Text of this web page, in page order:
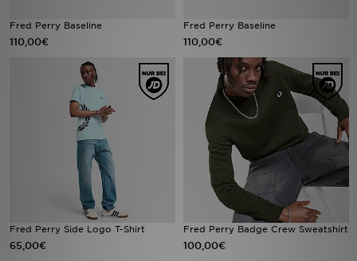
Fred Perry Baseline
110,00€
Fred Perry Baseline
110,00€
Fred Perry Side Logo T-Shirt
65,00€
Fred Perry Badge Crew Sweatshirt
100,00€
Mein JD
Meine Nachrichten
Bestellverfolgung
Hilfe & Kontakt
Trending Styles